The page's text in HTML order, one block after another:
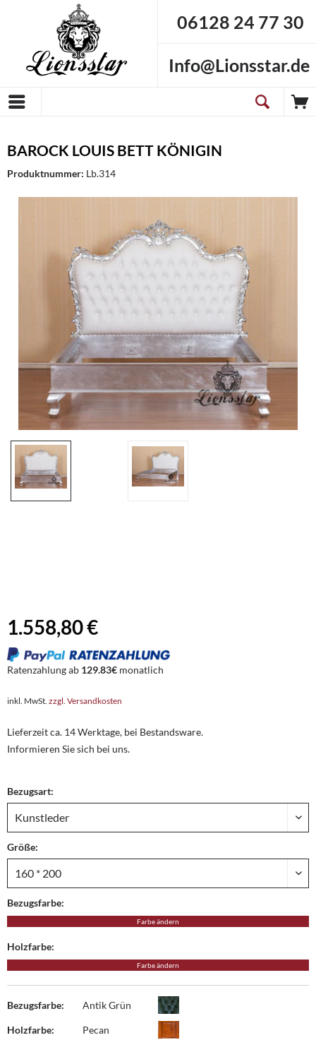
06128 24 77 30
Info@Lionsstar.de
BAROCK LOUIS BETT KÖNIGIN
Produktnummer: Lb.314
1.558,80 €
Ratenzahlung ab 129.83€ monatlich
inkl. MwSt. zzgl. Versandkosten
Lieferzeit ca. 14 Werktage, bei Bestandsware.
Informieren Sie sich bei uns.
Bezugsart:
Größe:
Bezugsfarbe:
Farbe ändern
Holzfarbe:
Farbe ändern
Bezugsfarbe: Antik Grün
Holzfarbe: Pecan